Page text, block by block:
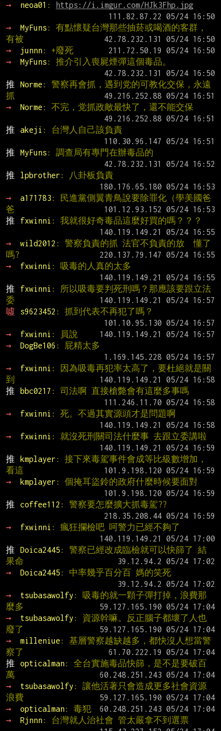
→
neoa01 :
https://i.imgur.com/HJk3Fhp.jpg
→
MyFuns : 有點懷疑台灣那些抽菸或喝酒的客群，
有被
→
junnn: +廢死
→
MyFuns : 推介引入喪屍煙彈這個毒品。
推
Norme : 警察再會抓，遇到党的可教化交保，永遠
抓
→
Norme : 不完，党抓政敵最快了，還不能交保
推
akeji : 台灣人自己該負責
推
MyFuns : 調查局有專門在辦毒品的
推
lpbrother : 八卦板負責
→
a171783 : 民進黨側翼青鳥說要除罪化（學美國爸
爸
推
fxwinni : 我就很好奇毒品這麼好買的嗎？？？
→
wild2012 : 警察負責的抓 法官不負責的放  懂了
嗎?
→
fxwinni : 吸毒的人真的太多
推
fxwinni : 所以吸毒要判死刑嗎？那應該要跟立法
委
噓
s9623452 : 抓到代表不再犯了嗎？
→
fxwinni : 員說
→
DogBe106 : 屁精太多
→
fxwinni : 因為吸毒再犯率太高了，要杜絕就是關
到
推
bbc0217 : 司法啊 直接槍斃會有這麼多事嗎
→
fxwinni : 死。不過其實源頭才是問題啊
→
fxwinni : 就沒死刑關司法什麼事 去跟立委講啦
推
kmplayer : 接下來毒駕事件會成等比級數增加，
看這
→
kmplayer : 個掩耳盜鈴的政府什麼時候要面對
推
coffee112 : 警察要怎麼擴大抓毒駕??
→
fxwinni : 瘋狂攔檢吧 呵警力已經不夠了
推
Doica2445 : 警察已經改成臨檢就可以快篩了 結
果命
→
Doica2445 : 中率幾乎百分百 媽的笑死
→
tsubasawolfy : 吸毒的就一顆子彈打掉，浪費那
麼多
→
tsubasawolfy : 資源幹嘛。反正腦子都壞了人也
廢了
→
milleniue : 基層警察越缺越多，都快沒人想當警
察了
推
opticalman: 全台實施毒品快篩，是不是要破百
萬
→
tsubasawolfy : 讓他活著只會造成更多社會資源
浪費
→
opticalman: 毒犯
→
Rjnnn: 台灣就人治社會 管太嚴拿不到選票